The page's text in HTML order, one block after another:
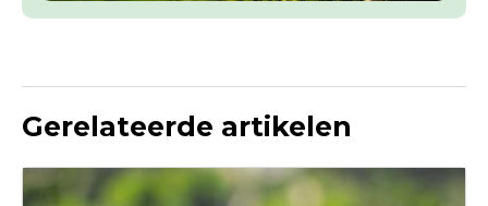
Gerelateerde artikelen